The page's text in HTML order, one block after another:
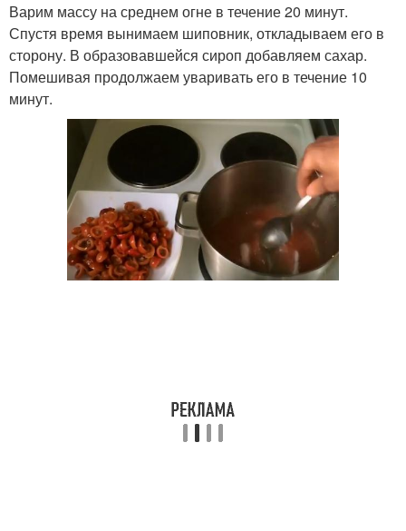
Варим массу на среднем огне в течение 20 минут.
Спустя время вынимаем шиповник, откладываем его в
сторону. В образовавшейся сироп добавляем сахар.
Помешивая продолжаем уваривать его в течение 10
минут.